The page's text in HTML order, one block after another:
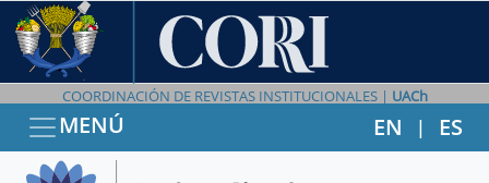
COORDINACIÓN DE REVISTAS INSTITUCIONALES | UACh
MENÚ EN | ES